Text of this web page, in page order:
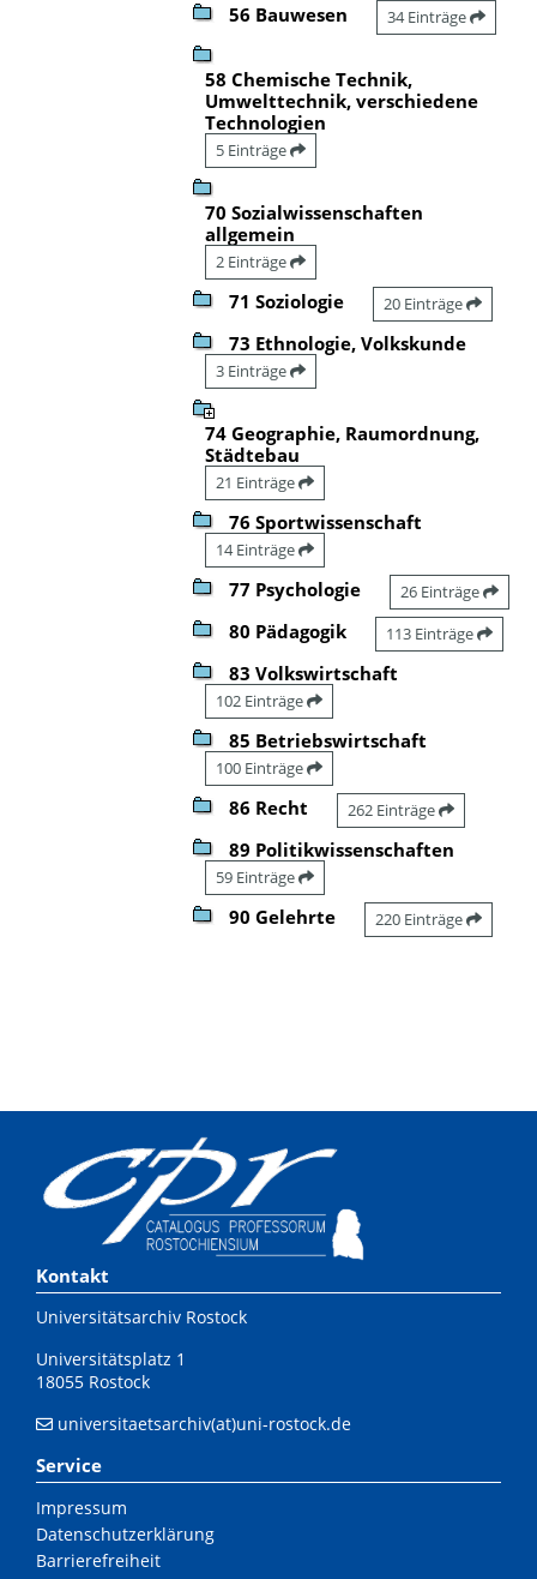
56 Bauwesen 34 Einträge
58 Chemische Technik,
Umwelttechnik, verschiedene
Technologien
5 Einträge
70 Sozialwissenschaften
allgemein
2 Einträge
71 Soziologie 20 Einträge
73 Ethnologie, Volkskunde
3 Einträge
74 Geographie, Raumordnung,
Städtebau
21 Einträge
76 Sportwissenschaft
14 Einträge
77 Psychologie 26 Einträge
80 Pädagogik 113 Einträge
83 Volkswirtschaft
102 Einträge
85 Betriebswirtschaft
100 Einträge
86 Recht 262 Einträge
89 Politikwissenschaften
59 Einträge
90 Gelehrte 220 Einträge
Kontakt
Universitätsarchiv Rostock
Universitätsplatz 1
18055 Rostock
universitaetsarchiv(at)uni-rostock.de
Service
Impressum
Datenschutzerklärung
Barrierefreiheit